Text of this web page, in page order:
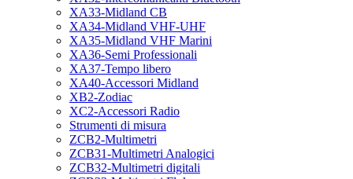
XA33-Midland CB
XA34-Midland VHF-UHF
XA35-Midland VHF Marini
XA36-Semi Professionali
XA37-Tempo libero
XA40-Accessori Midland
XB2-Zodiac
XC2-Accessori Radio
Strumenti di misura
ZCB2-Multimetri
ZCB31-Multimetri Analogici
ZCB32-Multimetri digitali